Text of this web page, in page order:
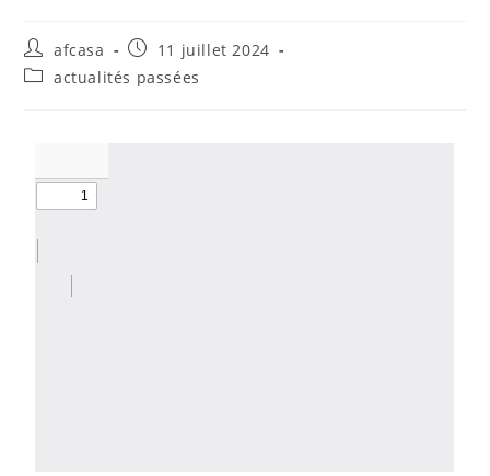
afcasa
11 juillet 2024
actualités passées